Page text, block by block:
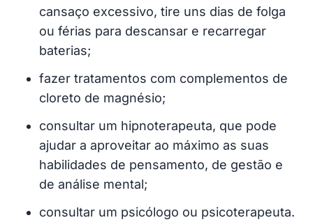
cansaço excessivo, tire uns dias de folga
ou férias para descansar e recarregar
baterias;
fazer tratamentos com complementos de
cloreto de magnésio;
consultar um hipnoterapeuta, que pode
ajudar a aproveitar ao máximo as suas
habilidades de pensamento, de gestão e
de análise mental;
consultar um psicólogo ou psicoterapeuta.